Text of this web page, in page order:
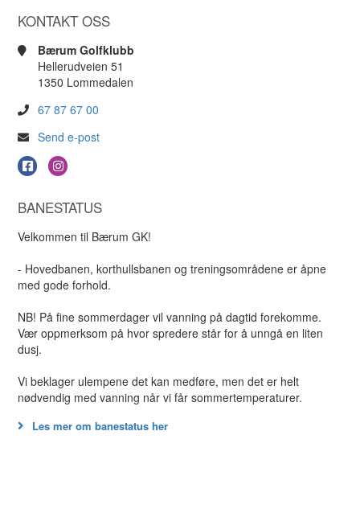
KONTAKT OSS
Bærum Golfklubb
Hellerudveien 51
1350 Lommedalen
67 87 67 00
Send e-post
BANESTATUS
Velkommen til Bærum GK!
- Hovedbanen, korthullsbanen og treningsområdene er åpne
med gode forhold.
NB! På fine sommerdager vil vanning på dagtid forekomme.
Vær oppmerksom på hvor spredere står for å unngå en liten
dusj.
Vi beklager ulempene det kan medføre, men det er helt
nødvendig med vanning når vi får sommertemperaturer.
Les mer om banestatus her